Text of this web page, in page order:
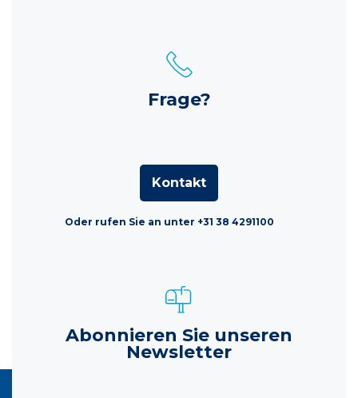
Frage?
Kontakt
Oder rufen Sie an unter +31 38 4291100
Abonnieren Sie unseren
Newsletter